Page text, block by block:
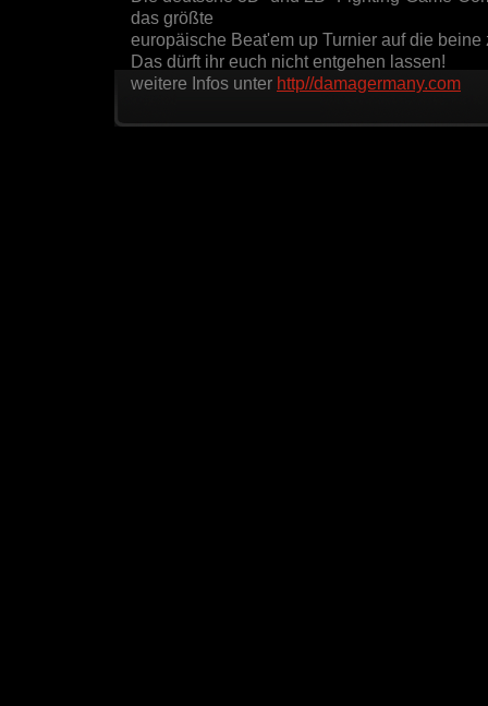
das größte
europäische Beat'em up Turnier auf die beine
Das dürft ihr euch nicht entgehen lassen!
weitere Infos unter http//damagermany.com